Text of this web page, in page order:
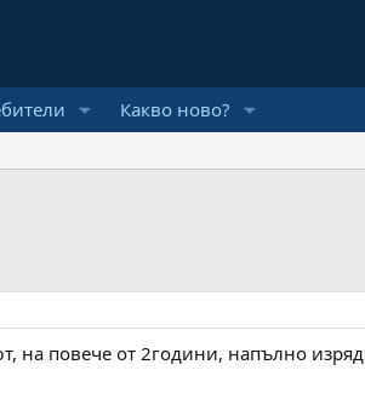
Какво ново?
на повече от 2години, напълно